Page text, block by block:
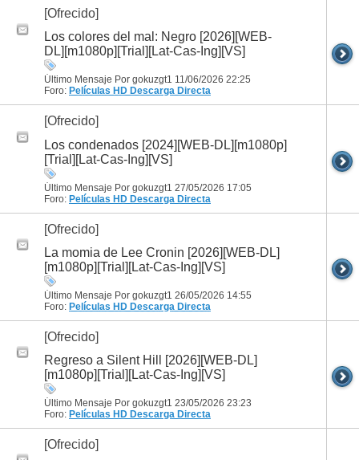
[Ofrecido]
Los colores del mal: Negro [2026][WEB-
DL][m1080p][Trial][Lat-Cas-Ing][VS]
Último Mensaje Por gokuzgt1 11/06/2026 22:25
Foro: Películas HD Descarga Directa
[Ofrecido]
Los condenados [2024][WEB-DL][m1080p]
[Trial][Lat-Cas-Ing][VS]
Último Mensaje Por gokuzgt1 27/05/2026 17:05
Foro: Películas HD Descarga Directa
[Ofrecido]
La momia de Lee Cronin [2026][WEB-DL]
[m1080p][Trial][Lat-Cas-Ing][VS]
Último Mensaje Por gokuzgt1 26/05/2026 14:55
Foro: Películas HD Descarga Directa
[Ofrecido]
Regreso a Silent Hill [2026][WEB-DL]
[m1080p][Trial][Lat-Cas-Ing][VS]
Último Mensaje Por gokuzgt1 23/05/2026 23:23
Foro: Películas HD Descarga Directa
[Ofrecido]